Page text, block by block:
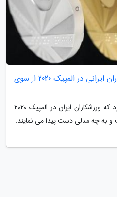
اعلام رنگ مدال های ورزشکاران ایرانی در المپیک 2020 از سوی
یک سایت خارجی پیش بینی کرد که ورزشکاران ایران در المپیک 2020
و به چه مدلی دست پیدا می نمایند.